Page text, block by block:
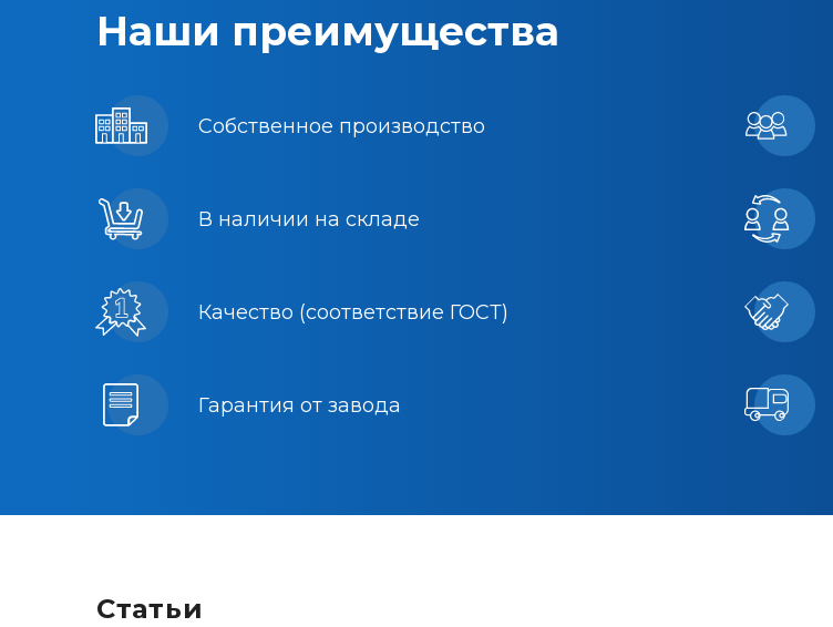
Наши преимущества
Собственное производство
В наличии на складе
Качество (соответствие ГОСТ)
Гарантия от завода
Статьи